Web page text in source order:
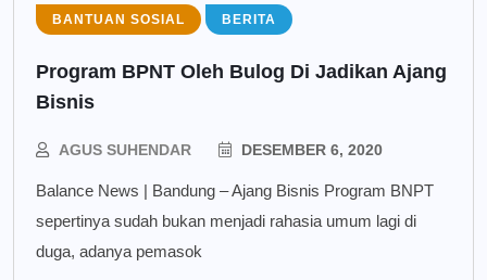
BANTUAN SOSIAL BERITA
Program BPNT Oleh Bulog Di Jadikan Ajang
Bisnis
AGUS SUHENDAR DESEMBER 6, 2020
Balance News | Bandung – Ajang Bisnis Program BNPT
sepertinya sudah bukan menjadi rahasia umum lagi di
duga, adanya pemasok